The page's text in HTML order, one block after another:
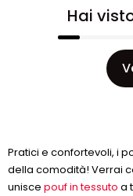
Hai
Pratici e confortevoli, i
della comodità! Verrai
unisce pouf in tessuto a